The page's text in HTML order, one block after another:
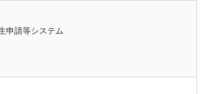
申請等システム